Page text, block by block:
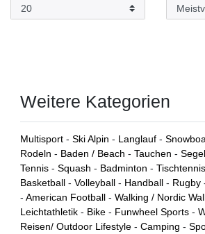
Weitere Kategorien
Multisport - Ski Alpin - Langlauf -
Rodeln - Baden / Beach - Tauchen -
Tennis - Squash - Badminton - Tischtennis
Basketball - Volleyball - Handball - Rugby
- American Football - Walking / Nordic
Leichtathletik - Bike - Funwheel Sports -
Reisen/ Outdoor Lifestyle - Camping -